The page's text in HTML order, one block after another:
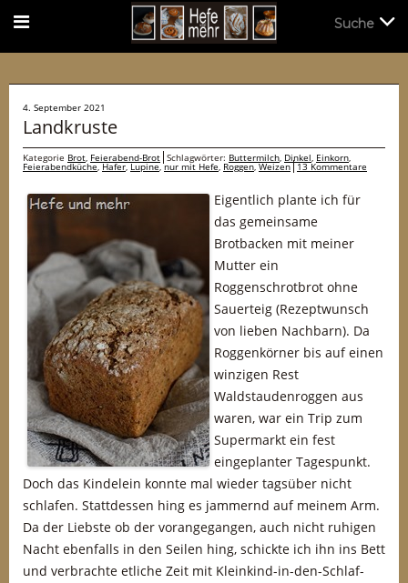
4. September 2021
Landkruste
Kategorie Brot, Feierabend-Brot Schlagwörter: Buttermilch, Dinkel, Einkorn,
Feierabendküche,Hafer,Lupine,nur mit Hefe, Roggen,Weizen 13 Kommentare
Eigentlich plante ich für
das gemeinsame
Brotbacken mit meiner
Mutter ein
Roggenschrotbrot ohne
Sauerteig (Rezeptwunsch
von lieben Nachbarn). Da
Roggenkörner bis auf einen
winzigen Rest
Waldstaudenroggen aus
waren, war ein Trip zum
Supermarkt ein fest
eingeplanter Tagespunkt.
Doch das Kindelein konnte mal wieder tagsüber nicht
schlafen. Stattdessen hing es jammernd auf meinem Arm.
Da der Liebste ob der vorangegangen, auch nicht ruhigen
Nacht ebenfalls in den Seilen hing, schickte ich ihn ins Bett
und verbrachte etliche Zeit mit Kleinkind-in-den-Schlaf-
Suche
Suche